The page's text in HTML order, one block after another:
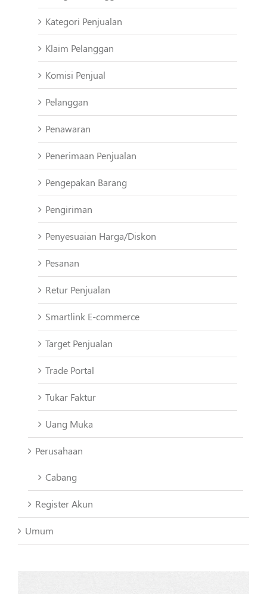
Kategori Penjualan
Klaim Pelanggan
Komisi Penjual
Pelanggan
Penawaran
Penerimaan Penjualan
Pengepakan Barang
Pengiriman
Penyesuaian Harga/Diskon
Pesanan
Retur Penjualan
Smartlink E-commerce
Target Penjualan
Trade Portal
Tukar Faktur
Uang Muka
Perusahaan
Cabang
Register Akun
Umum